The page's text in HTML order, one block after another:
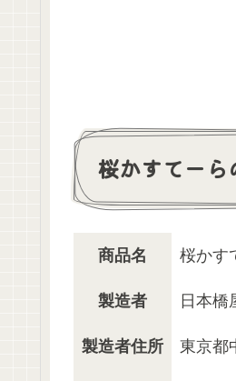
桜かすてーら
商品名 桜かす
製造者 日本橋
製造者住所 東京都